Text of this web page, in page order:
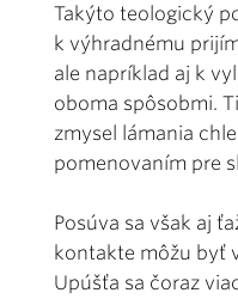
Takýto teologický
k výhradnému
ale napríklad aj k
oboma spôsobmi.
zmysel lámania
pomenovaním pre
Posúva sa však aj
kontakte môžu byť
Upúšťa sa čoraz